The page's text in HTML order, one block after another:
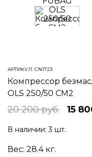
АРТИКУЛ: CN1723
Компрессор
OLS 250/50 CM2
20 200 руб. 15
В наличии:3 шт.
Вес: 28.4кг.